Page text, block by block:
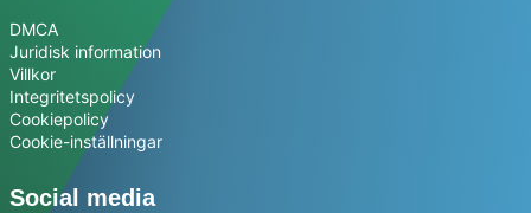
DMCA
Juridisk information
Villkor
Integritetspolicy
Cookiepolicy
Cookie-inställningar
Social media